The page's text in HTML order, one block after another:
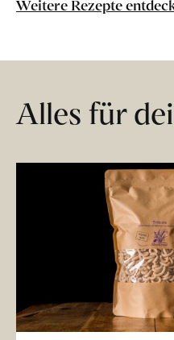
Weitere Rezepte
Alles für